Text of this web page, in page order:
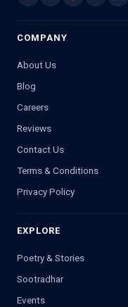
COMPANY
About Us
Blog
Careers
Reviews
Contact Us
Terms & Conditions
Privacy Policy
EXPLORE
Poetry & Stories
Sootradhar
Events